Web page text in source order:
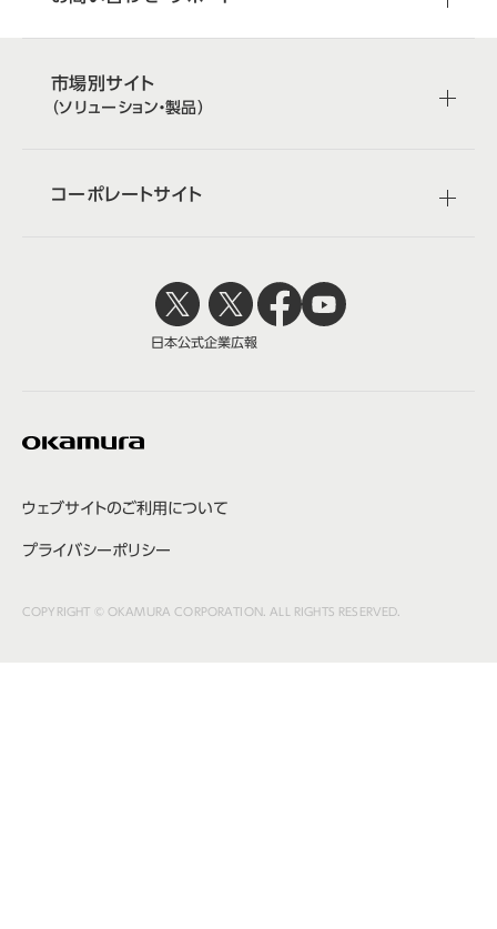
市場別サイト
（ソリューション・製品）
コーポレートサイト
ウェブサイトのご利用について
プライバシーポリシー
COPYRIGHT © OKAMURA CORPORATION. ALL RIGHTS RESERVED.
日本公式企業広報